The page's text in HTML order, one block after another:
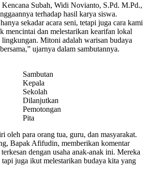
Subah, Widi Novianto, S.Pd. M.Pd.,
terhadap hasil karya siswa.
sekadar acara seni, tetapi juga cara kami
mencintai dan melestarikan kearifan lokal
lingkungan. Mitoni adalah warisan budaya
ujarnya dalam sambutannya.
Sambutan
Kepala
Sekolah
Dilanjutkan
Pemotongan
Pita
oleh para orang tua, guru, dan masyarakat.
Bapak Afifudin, memberikan komentar
dengan usaha anak-anak ini. Mereka
juga ikut melestarikan budaya kita yang